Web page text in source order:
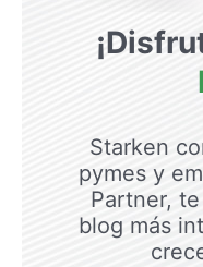
Starken
pymes y
Partner,
blog más